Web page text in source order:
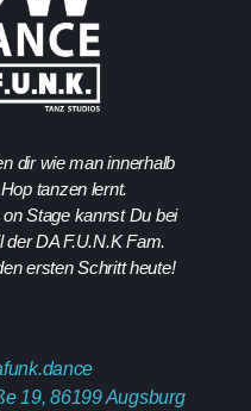
dir wie man innerhalb
tanzen lernt.
Stage kannst Du bei
der DA F.U.N.K Fam.
ersten Schritt heute!
19, 86199 Augsburg